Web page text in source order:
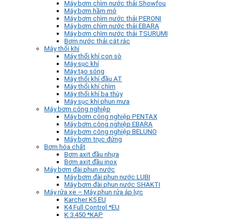
Máy bơm chìm nước thải Showfou
Máy bơm hầm mỏ
Máy bơm chìm nước thải PERONI
Máy bơm chìm nước thải EBARA
Máy bơm chìm nước thải TSURUMI
Bơm nước thải cắt rác
Máy thổi khí
Máy thổi khí con sò
Máy sục khí
Máy tạo sóng
Máy thổi khí đầu AT
Máy thổi khí chìm
Máy thổi khí ba thùy
Máy sục khí phun mưa
Máy bơm công nghiệp
Máy bơm công nghiệp PENTAX
Máy bơm công nghiệp EBARA
Máy bơm công nghiệp BELUNO
Máy bơm trục đứng
Bơm hóa chất
Bơm axit đầu nhựa
Bơm axit đầu inox
Máy bơm đài phun nước
Máy bơm đài phun nước LUBI
Máy bơm đài phun nước SHAKTI
Máy rửa xe – Máy phun rửa áp lực
Karcher K5 EU
K4 Full Control *EU
K 3.450 *KAP